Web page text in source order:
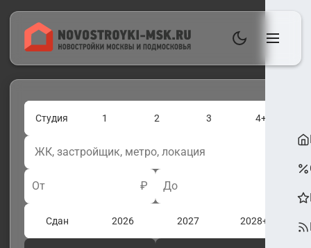
Студия 1 2 3 4+
От ₽ До
Сдан 2026 2027 2028+